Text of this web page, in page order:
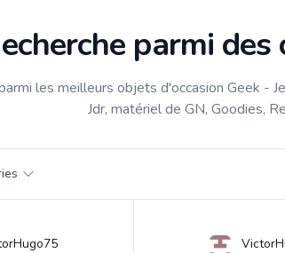
parmi
les meilleurs objets d'occasion Geek -
Jdr, matériel de GN, Goodies,